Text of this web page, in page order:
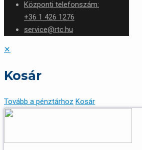
Központi telefonszám:
+36 1 426 1276
service@rtc.hu
✕
Kosár
Tovább a pénztárhoz Kosár